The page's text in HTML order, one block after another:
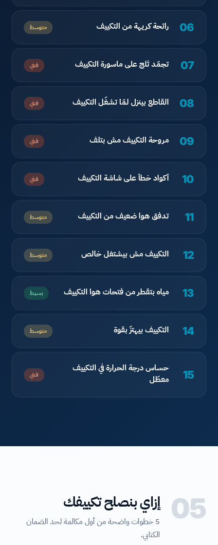
06 رائحة كريهة من التكييف متوسط
07 تجمّد ثلج على ماسورة التكييف فني
08 القاطع بينزل لمّا تشغّل التكييف فني
09 مروحة التكييف مش بتلف فني
10 أكواد خطأ على شاشة التكييف فني
11 تدفق هوا ضعيف من التكييف متوسط
12 التكييف مش بيشتغل خالص متوسط
13 مياه بتقطر من فتحات هوا التكييف بسيط
14 التكييف بيهتزّ بقوة متوسط
15
حساس درجة الحرارة في التكييف
معطّل
فني
05 إزاي بنصلح تكييفك
5 خطوات واضحة من أول مكالمة لحد الضمان
الكتابي.